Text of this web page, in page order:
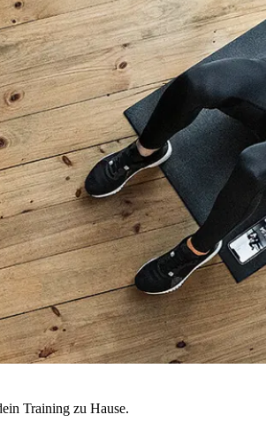
Training zu Hause.